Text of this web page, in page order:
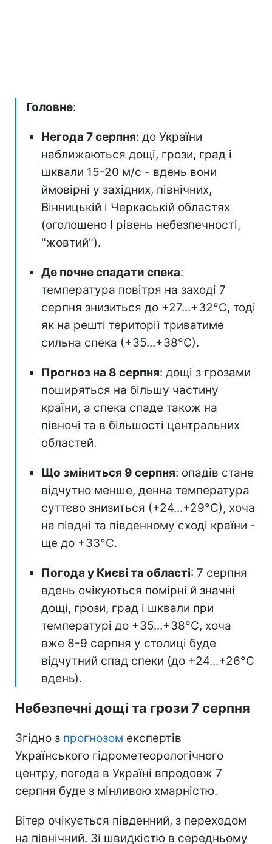
Головне:
Негода 7 серпня: до України
наближаються дощі, грози, град і
шквали 15-20 м/с - вдень вони
ймовірні у західних, північних,
Вінницькій і Черкаській областях
(оголошено I рівень небезпечності,
"жовтий").
Де почне спадати спека:
температура повітря на заході 7
серпня знизиться до +27...+32°С, тоді
як на решті території триватиме
сильна спека (+35...+38°С).
Прогноз на 8 серпня: дощі з грозами
поширяться на більшу частину
країни, а спека спаде також на
півночі та в більшості центральних
областей.
Що зміниться 9 серпня: опадів стане
відчутно менше, денна температура
суттєво знизиться (+24...+29°С), хоча
на півдні та південному сході країни -
ще до +33°С.
Погода у Києві та області: 7 серпня
вдень очікуються помірні й значні
дощі, грози, град і шквали при
температурі до +35...+38°С, хоча
вже 8-9 серпня у столиці буде
відчутний спад спеки (до +24...+26°С
вдень).
Небезпечні дощі та грози 7 серпня
Згідно з прогнозом експертів
Українського гідрометеорологічного
центру, погода в Україні впродовж 7
серпня буде з мінливою хмарністю.
Вітер очікується південний, з переходом
на північний. Зі швидкістю в середньому